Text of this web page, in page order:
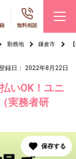
無料相談
勤務地 鎌倉市
録日： 2022年8月22日
いOK！ユニ
実務者研